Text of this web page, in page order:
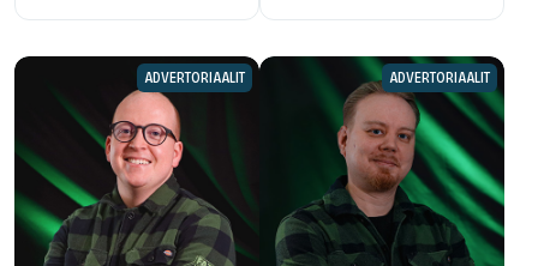
ADVERTORIAALIT ADVERTORIAALIT